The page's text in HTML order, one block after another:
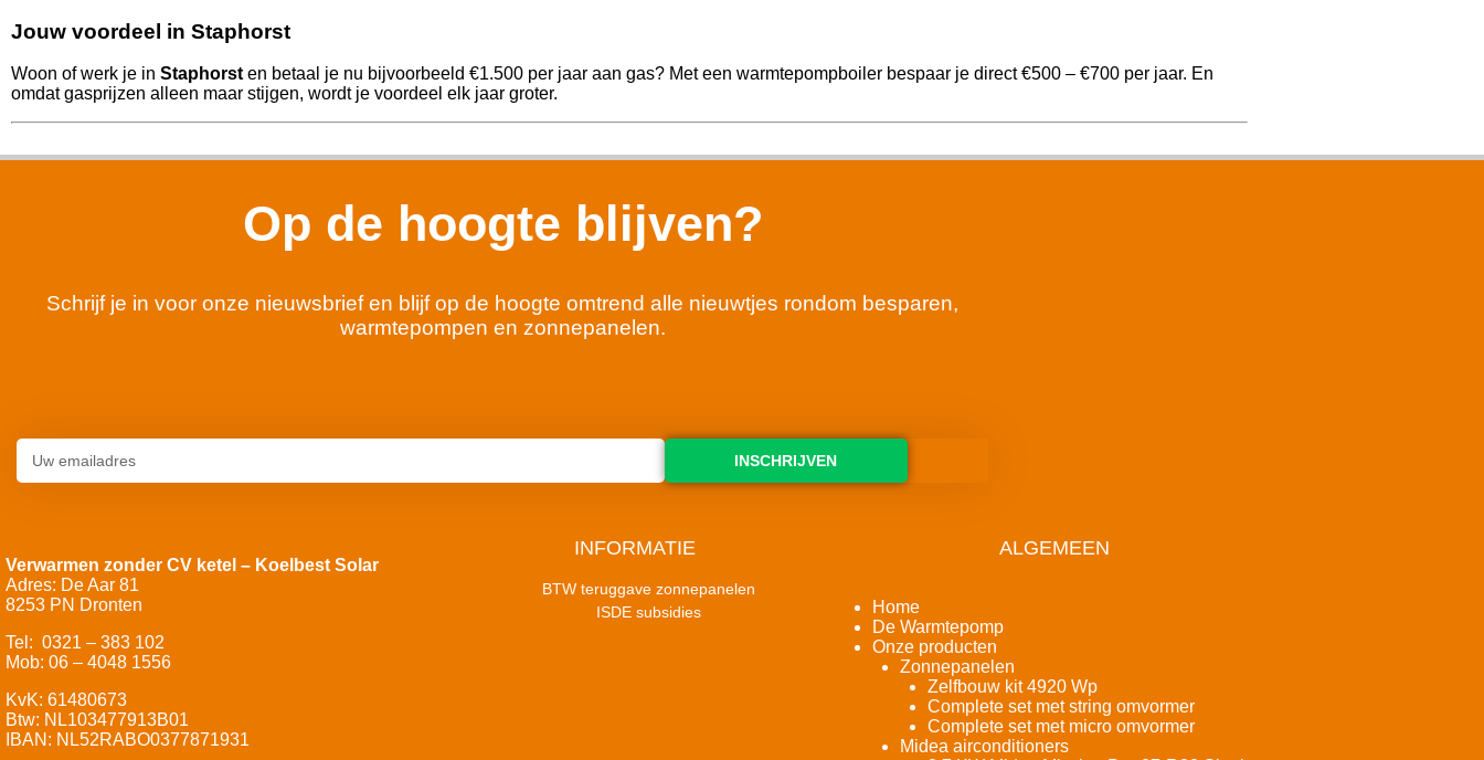
Jouw voordeel in Staphorst
Woon of werk je in Staphorsten betaal je nu bijvoorbeeld €1.500 per jaar aan gas? Met een warmtepompboiler bespaar je direct €500 – €700 per jaar. En
omdat gasprijzen alleen maar stijgen, wordt je voordeel elk jaar groter.
Op de hoogte blijven?
Schrijf je in voor onze nieuwsbrief en blijf op de hoogte omtrend alle nieuwtjes rondom besparen,
warmtepompen en zonnepanelen.
INSCHRIJVEN
Verwarmen zonder CV ketel – Koelbest Solar
Adres: De Aar 81
8253 PN Dronten
Tel: 0321 – 383 102
Mob: 06 – 4048 1556
KvK: 61480673
Btw: NL103477913B01
IBAN: NL52RABO0377871931
INFORMATIE
BTW teruggave zonnepanelen
ISDE subsidies
ALGEMEEN
Home
De Warmtepomp
Onze producten
Zonnepanelen
Zelfbouw kit 4920 Wp
Complete set met string omvormer
Complete set met micro omvormer
Midea airconditioners